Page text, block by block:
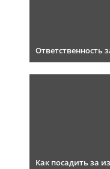
Ответственность
Как посадить за